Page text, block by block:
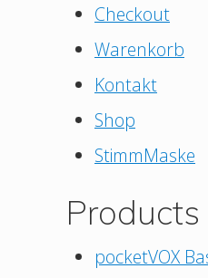
Checkout
Warenkorb
Kontakt
Shop
StimmMaske
Products
pocketVOX